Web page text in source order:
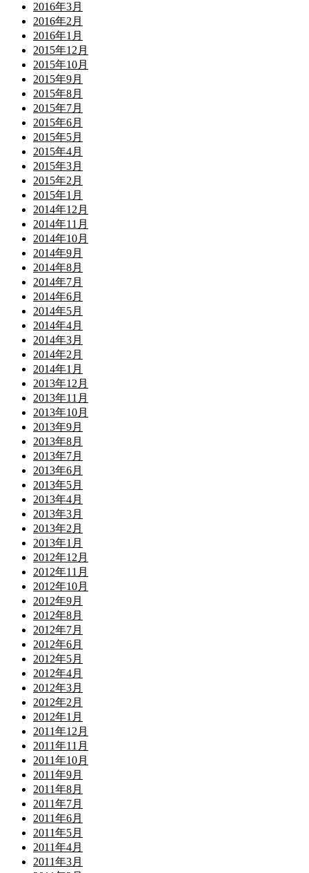
2016年3月
2016年2月
2016年1月
2015年12月
2015年10月
2015年9月
2015年8月
2015年7月
2015年6月
2015年5月
2015年4月
2015年3月
2015年2月
2015年1月
2014年12月
2014年11月
2014年10月
2014年9月
2014年8月
2014年7月
2014年6月
2014年5月
2014年4月
2014年3月
2014年2月
2014年1月
2013年12月
2013年11月
2013年10月
2013年9月
2013年8月
2013年7月
2013年6月
2013年5月
2013年4月
2013年3月
2013年2月
2013年1月
2012年12月
2012年11月
2012年10月
2012年9月
2012年8月
2012年7月
2012年6月
2012年5月
2012年4月
2012年3月
2012年2月
2012年1月
2011年12月
2011年11月
2011年10月
2011年9月
2011年8月
2011年7月
2011年6月
2011年5月
2011年4月
2011年3月